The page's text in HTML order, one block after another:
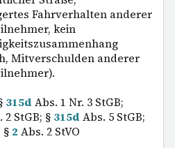
Fahrverhalten anderer
kein
Mitverschulden anderer
315d Abs. 1 Nr. 3 StGB;
2 StGB; § 315d Abs. 5 StGB;
§ 2 Abs. 2 StVO